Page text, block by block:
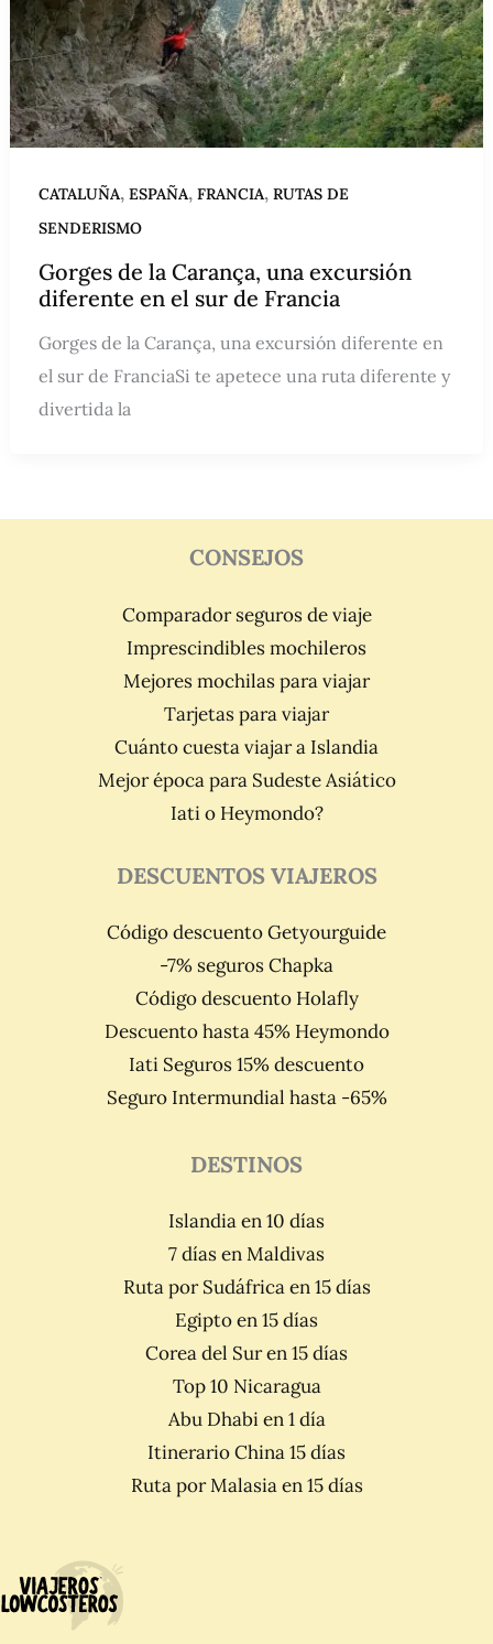
CATALUÑA, ESPAÑA, FRANCIA, RUTAS DE
SENDERISMO
Gorges de la Carança, una excursión
diferente en el sur de Francia
Gorges de la Carança, una excursión diferente en
el sur de FranciaSi te apetece una ruta diferente y
divertida la
CONSEJOS
Comparador seguros de viaje
Imprescindibles mochileros
Mejores mochilas para viajar
Tarjetas para viajar
Cuánto cuesta viajar a Islandia
Mejor época para Sudeste Asiático
Iati o Heymondo?
DESCUENTOS VIAJEROS
Código descuento Getyourguide
-7% seguros Chapka
Código descuento Holafly
Descuento hasta 45% Heymondo
Iati Seguros 15% descuento
Seguro Intermundial hasta -65%
DESTINOS
Islandia en 10 días
7 días en Maldivas
Ruta por Sudáfrica en 15 días
Egipto en 15 días
Corea del Sur en 15 días
Top 10 Nicaragua
Abu Dhabi en 1 día
Itinerario China 15 días
Ruta por Malasia en 15 días